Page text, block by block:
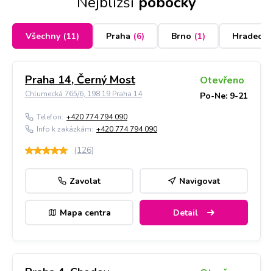
Všechny (11) Praha (6) Brno (1) Hradec
Praha 14, Černý Most
Chlumecká 765/6, 198 19 Praha 14
Otevřeno
Po-Ne: 9-21
Telefon: +420 774 794 090
Info k zakázkám: +420 774 794 090
(126)
Zavolat Navigovat
Mapa centra Detail